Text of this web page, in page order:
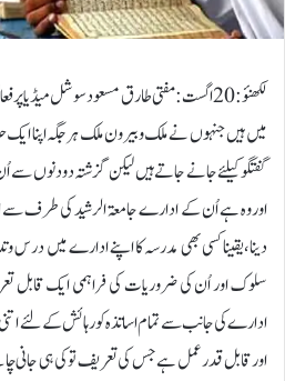
لکھنؤ:20 اگست:مفتی طارق مسعود سوشل
میں ہیں جنہوں نے ملک وبیرون ملک ہرجگہ اپنا ایک
گفتگو کیلئے جانے جاتے ہیں لیکن گزشتہ دودنوں
دینا،یقینا کسی بھی مدرسہ کا اپنے ادارے میں
سلوک اور اُن کی ضروریات کی فراہمی ایک
ادارے کی جانب سے تمام اساتذہ کو رہائش کے لئے اتنی
اورقابل قدر عمل ہے جس کی تعریف تو کی ہی جانی